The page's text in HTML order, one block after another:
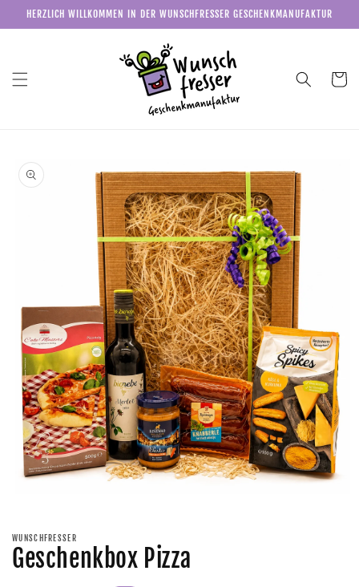
zum
Inhalt
HERZLICH WILLKOMMEN IN DER WUNSCHFRESSER GESCHENKMANUFAKTUR
Modal
öffnen
WUNSCHFRESSER
Geschenkbox Pizza